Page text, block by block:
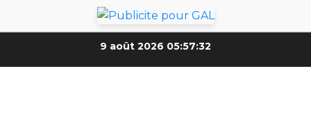
9 août 2026 05:57:34